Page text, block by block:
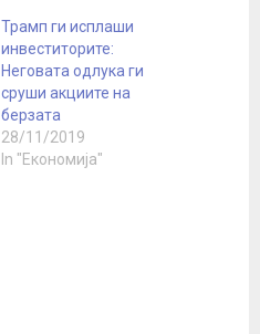
Трамп ги исплаши
инвеститорите:
Неговата одлука ги
сруши акциите на
берзата
28/11/2019
In "Економија"